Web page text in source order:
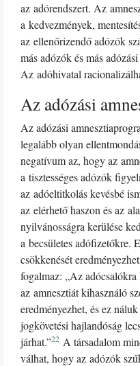
az adórendszert. Az
a kedvezmények,
az ellenőrizendő adózók
más adózók és más
Az adóhivatal
Az adózási
Az adózási
legalább olyan
negatívum az, hogy az
a tisztességes adózók
az adóeltitkolás kevésbé
az elérhető haszon és az
nyilvánosságra kerülése
a becsületes adófizetőkre.
csökkenését
fogalmaz: „Az
az amnesztiát kihasználó
eredményezhet, és ez
jogkövetési hajlandóság
járhat.”22 A társadalom
válhat, hogy az adózók